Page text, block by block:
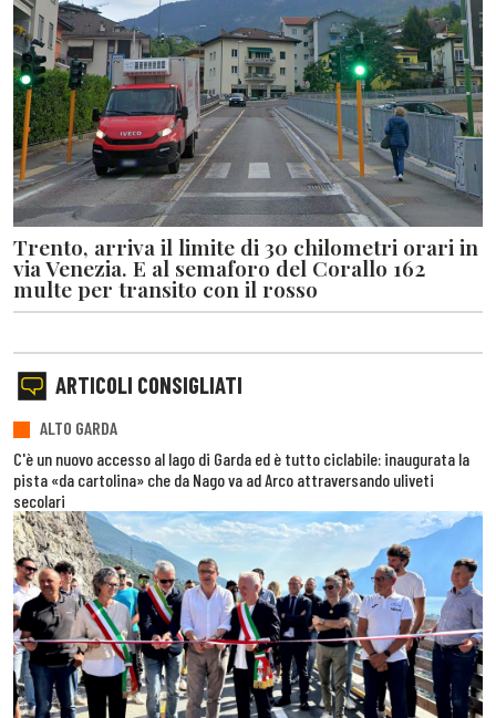
Trento, arriva il limite di 30 chilometri orari in
via Venezia. E al semaforo del Corallo 162
multe per transito con il rosso
ARTICOLI CONSIGLIATI
ALTO GARDA
C'è un nuovo accesso al lago di Garda ed è tutto ciclabile: inaugurata la
pista «da cartolina» che da Nago va ad Arco attraversando uliveti
secolari